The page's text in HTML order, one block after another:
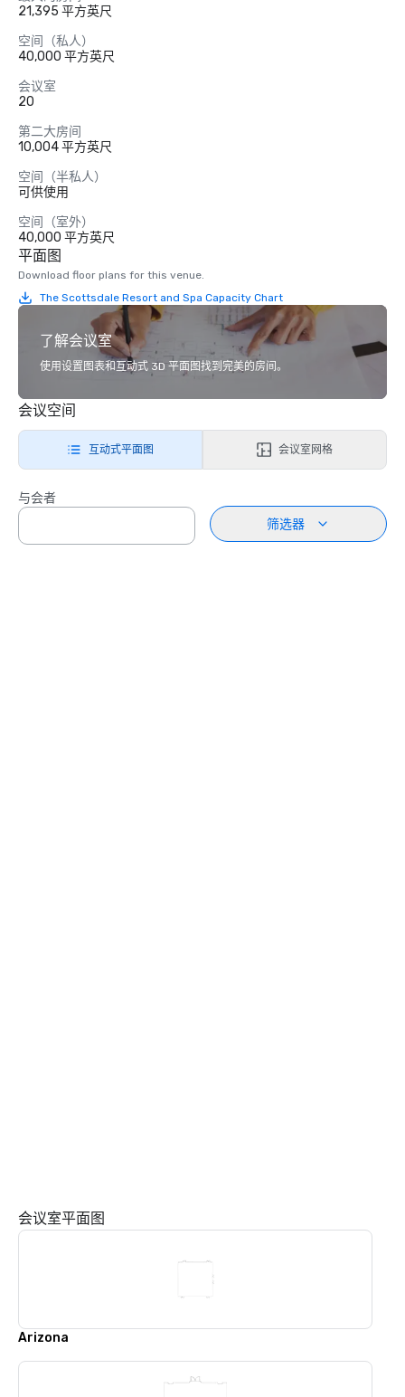
21,395 平方英尺
空间（私人）
40,000 平方英尺
会议室
20
第二大房间
10,004 平方英尺
空间（半私人）
可供使用
空间（室外）
40,000 平方英尺
平面图
Download floor plans for this venue.
The Scottsdale Resort and Spa Capacity Chart
了解会议室
使用设置图表和互动式 3D 平面图找到完美的房间。
会议空间
互动式平面图 会议室网格
与会者
筛选器
会议室平面图
Arizona